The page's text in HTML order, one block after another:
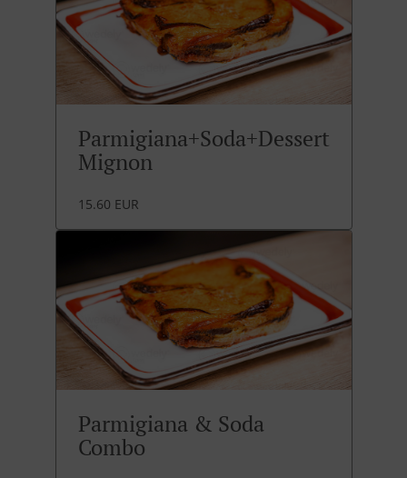
Parmigiana+Soda+Dessert
Mignon
15.60 EUR
Parmigiana & Soda
Combo